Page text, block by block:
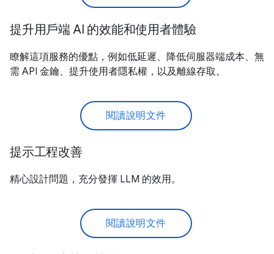
提升用戶端 AI 的效能和使用者體驗
瞭解這項服務的優點，例如低延遲、降低伺服器端成本、無
需 API 金鑰、提升使用者隱私權，以及離線存取。
閱讀說明文件
提示工程改善
精心設計問題，充分發揮 LLM 的效用。
閱讀說明文件